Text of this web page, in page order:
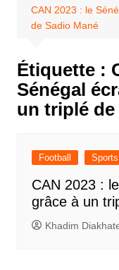
CAN 2023 : le
de Sadio Mané
Étiquette :
Sénégal
un triplé de
Football Sports
CAN 2023 :
grâce à un
Khadim